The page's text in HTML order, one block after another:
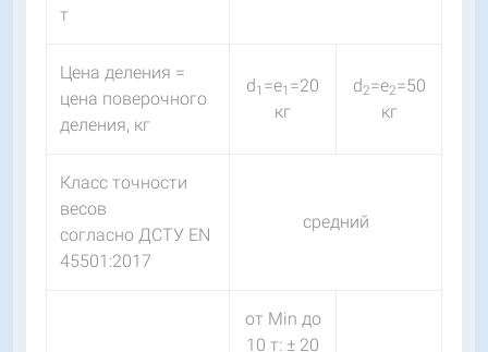
т
Цена деления =
цена поверочного
деления, кг
d1 =e1 =20
кг
d2=e2=50
кг
Класс точности
весов
согласно ДСТУ EN
45501:2017
средний
от Мin до
10 т: ± 20